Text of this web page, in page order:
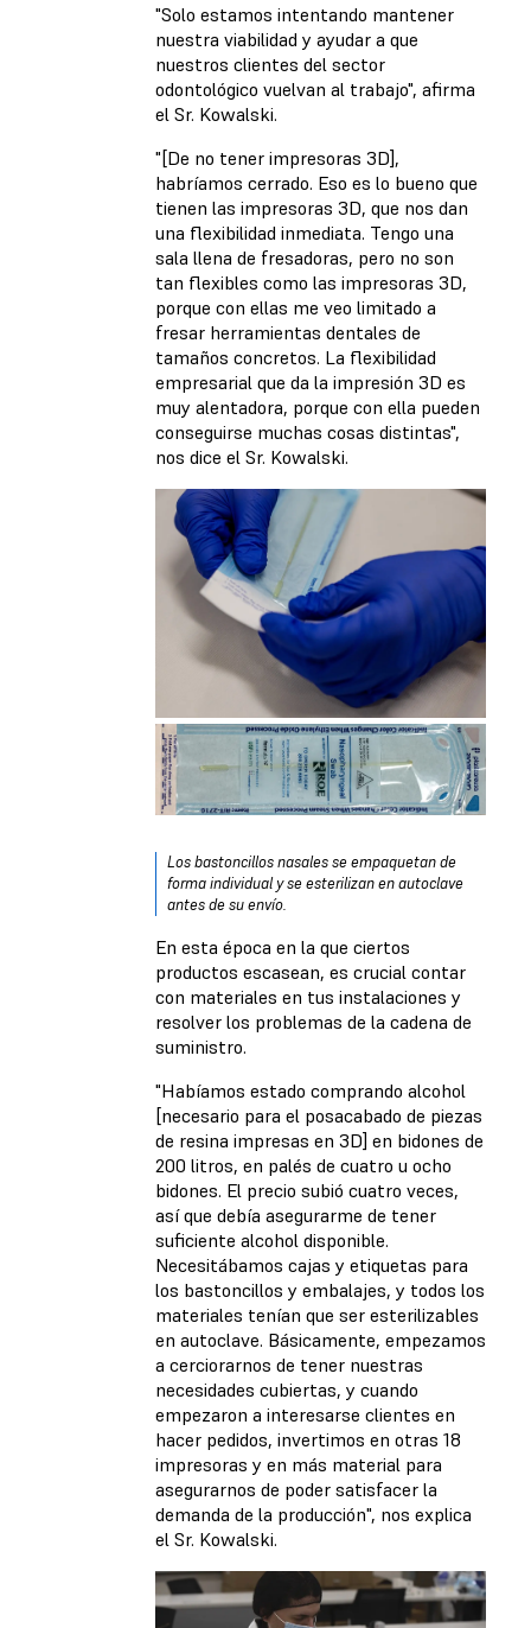
"Solo estamos intentando mantener
nuestra viabilidad y ayudar a que
nuestros clientes del sector
odontológico vuelvan al trabajo", afirma
el Sr. Kowalski.
"[De no tener impresoras 3D],
habríamos cerrado. Eso es lo bueno que
tienen las impresoras 3D, que nos dan
una flexibilidad inmediata. Tengo una
sala llena de fresadoras, pero no son
tan flexibles como las impresoras 3D,
porque con ellas me veo limitado a
fresar herramientas dentales de
tamaños concretos. La flexibilidad
empresarial que da la impresión 3D es
muy alentadora, porque con ella pueden
conseguirse muchas cosas distintas",
nos dice el Sr. Kowalski.
Los bastoncillos nasales se empaquetan de
forma individual y se esterilizan en autoclave
antes de su envío.
En esta época en la que ciertos
productos escasean, es crucial contar
con materiales en tus instalaciones y
resolver los problemas de la cadena de
suministro.
"Habíamos estado comprando alcohol
[necesario para el posacabado de piezas
de resina impresas en 3D] en bidones de
200 litros, en palés de cuatro u ocho
bidones. El precio subió cuatro veces,
así que debía asegurarme de tener
suficiente alcohol disponible.
Necesitábamos cajas y etiquetas para
los bastoncillos y embalajes, y todos los
materiales tenían que ser esterilizables
en autoclave. Básicamente, empezamos
a cerciorarnos de tener nuestras
necesidades cubiertas, y cuando
empezaron a interesarse clientes en
hacer pedidos, invertimos en otras 18
impresoras y en más material para
asegurarnos de poder satisfacer la
demanda de la producción", nos explica
el Sr. Kowalski.